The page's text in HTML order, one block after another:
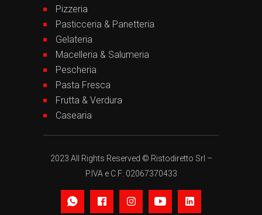
Pizzeria
Pasticceria & Panetteria
Gelateria
Macelleria & Salumeria
Pescheria
Pasta Fresca
Frutta & Verdura
Casearia
2023 All Rights Reserved © Ristodiretto Srl –
P.IVA e C.F: 02067370433